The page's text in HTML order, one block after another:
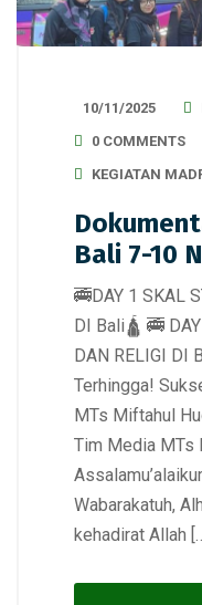
10/11/2025
0 COMMENTS
KEGIATAN
Bali 7-10
🚎DAY 1 SKAL
DI Bali🛕 🚎
DAN RELIGI DI
Terhingga!
MTs Miftahul
Tim Media MTs
Wabarakatuh,
kehadirat Allah